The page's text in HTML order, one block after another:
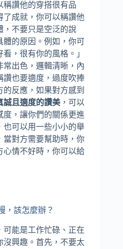
稱讚他的穿搭很有品
了成就，你可以稱讚他
，不要只是空泛的說
體的原因。例如，你可
，很有你的風格。」
常出色，邏輯清晰，內
讚也要適度，過度吹捧
反應，如果對方感到
誠且適度的讚美 ，可以
度，讓你們的關係更進
也可以用一些小小的舉
當對方需要幫助時，你
心情不好時，你可以給
，該怎麼辦？
可能是工作忙碌、正在
沒興趣。首先，不要太